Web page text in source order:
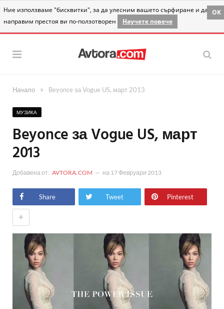
Ние използваме "бисквитки", за да улесним вашето сърфиране и да
направим престоя ви по-ползотворен
Научете повече
OK
Начало » Beyonce за Vogue US, март 2013
МУЗИКА
Beyonce за Vogue US, март
2013
Добавена от: AVTORA.COM на 17 Февруари 2013
Share Tweet Pinterest
+